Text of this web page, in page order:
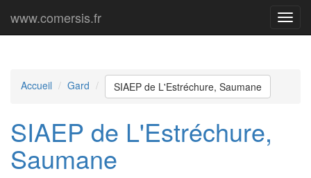
Menu
www.comersis.fr
Accueil Gard SIAEP de L'Estréchure, Saumane
SIAEP de L'Estréchure,
Saumane